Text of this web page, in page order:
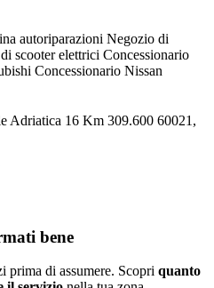
autoriparazioni Negozio di
scooter elettrici Concessionario
Concessionario Nissan
Adriatica 16 Km 309.600 60021,
bene
prima di assumere. Scopri quanto